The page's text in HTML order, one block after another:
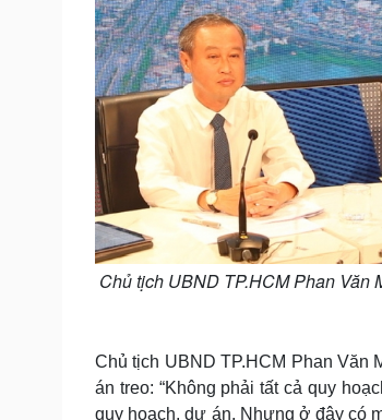
Chủ tịch UBND TP.HCM Phan Văn
Chủ tịch UBND TP.HCM Phan Văn
án treo: “Không phải tất cả quy
quy hoạch, dự án. Nhưng ở đây có